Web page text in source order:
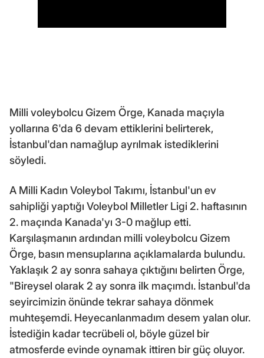
Milli voleybolcu Gizem Örge, Kanada maçıyla
yollarına 6'da 6 devam ettiklerini belirterek,
İstanbul'dan namağlup ayrılmak istediklerini
söyledi.
A Milli Kadın Voleybol Takımı, İstanbul'un ev
sahipliği yaptığı Voleybol Milletler Ligi 2. haftasının
2. maçında Kanada'yı 3-0 mağlup etti.
Karşılaşmanın ardından milli voleybolcu Gizem
Örge, basın mensuplarına açıklamalarda bulundu.
Yaklaşık 2 ay sonra sahaya çıktığını belirten Örge,
"Bireysel olarak 2 ay sonra ilk maçımdı. İstanbul'da
seyircimizin önünde tekrar sahaya dönmek
muhteşemdi. Heyecanlanmadım desem yalan olur.
İstediğin kadar tecrübeli ol, böyle güzel bir
atmosferde evinde oynamak ittiren bir güç oluyor.